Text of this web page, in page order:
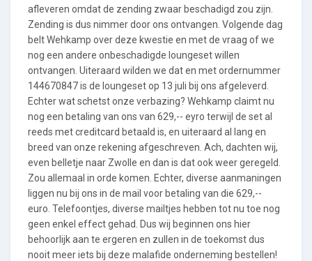
afleveren omdat de zending zwaar beschadigd zou zijn.
Zending is dus nimmer door ons ontvangen. Volgende dag
belt Wehkamp over deze kwestie en met de vraag of we
nog een andere onbeschadigde loungeset willen
ontvangen. Uiteraard wilden we dat en met ordernummer
144670847 is de loungeset op 13 juli bij ons afgeleverd.
Echter wat schetst onze verbazing? Wehkamp claimt nu
nog een betaling van ons van 629,-- eyro terwijl de set al
reeds met creditcard betaald is, en uiteraard al lang en
breed van onze rekening afgeschreven. Ach, dachten wij,
even belletje naar Zwolle en dan is dat ook weer geregeld.
Zou allemaal in orde komen. Echter, diverse aanmaningen
liggen nu bij ons in de mail voor betaling van die 629,--
euro. Telefoontjes, diverse mailtjes hebben tot nu toe nog
geen enkel effect gehad. Dus wij beginnen ons hier
behoorlijk aan te ergeren en zullen in de toekomst dus
nooit meer iets bij deze malafide onderneming bestellen!